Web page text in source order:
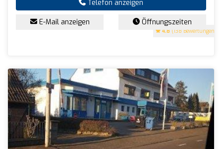
4.8 (138 Bewertungen)
Telefon anzeigen
E-Mail anzeigen Öffnungszeiten